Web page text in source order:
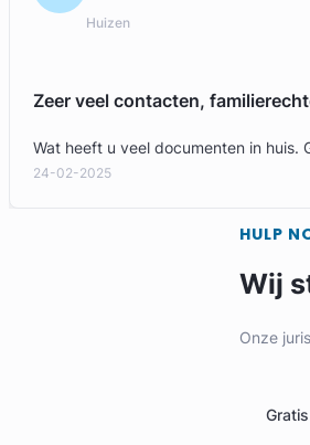
Huizen
Zeer veel contacten,
Wat heeft u veel documenten in huis.
24-02-2025
HULP
Wij
Onze